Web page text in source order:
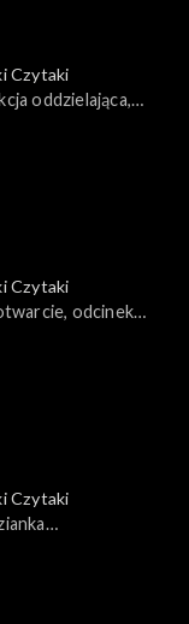
Czytaki
oddzielająca,
Czytaki
odcinek
Czytaki